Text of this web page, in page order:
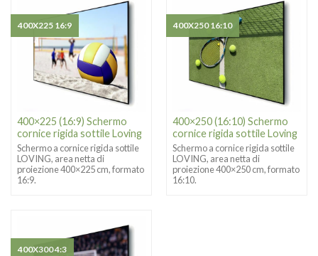
400×225 (16:9) Schermo
cornice rigida sottile Loving
Schermo a cornice rigida sottile
LOVING, area netta di
proiezione 400×225 cm, formato
16:9.
400X225 16:9
400×250 (16:10) Schermo
cornice rigida sottile Loving
Schermo a cornice rigida sottile
LOVING, area netta di
proiezione 400×250 cm, formato
16:10.
400X250 16:10
400X300 4:3